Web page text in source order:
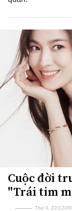
Cuộc đời
"Trái tim
Thứ 3, 22/12/